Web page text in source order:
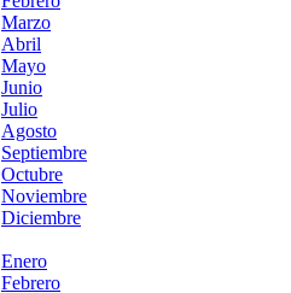
Marzo
Abril
Mayo
Junio
Julio
Agosto
Septiembre
Octubre
Noviembre
Diciembre
Enero
Febrero